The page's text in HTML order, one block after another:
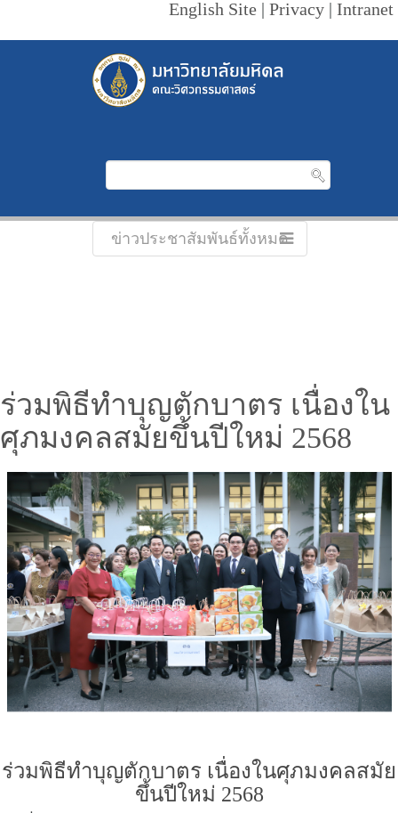
English Site | Privacy | Intranet
ข่าวประชาสัมพันธ์ทั้งหมด
ร่วมพิธีทำบุญตักบาตร เนื่องใน
ศุภมงคลสมัยขึ้นปีใหม่ 2568
ร่วมพิธีทำบุญตักบาตร เนื่องในศุภมงคลสมัย
ขึ้นปีใหม่ 2568